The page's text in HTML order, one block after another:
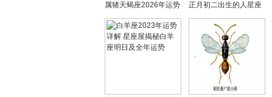
属猪天蝎座2026年运势
天蝎全年运势及运程每
月运程
正月初二出生的人星座
解析 1974年与1998年
农历正月初二星座探究